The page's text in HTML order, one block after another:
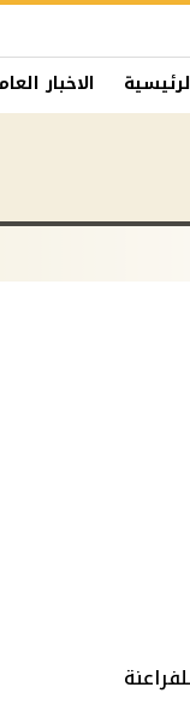
الاخبار